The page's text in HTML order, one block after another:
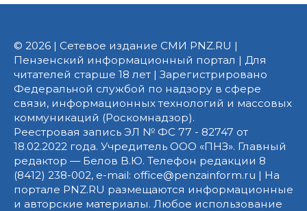
© 2026 | Сетевое издание СМИ PNZ.RU |
Пензенский информационный портал | Для
читателей старше 18 лет | Зарегистрировано
Федеральной службой по надзору в сфере
связи, информационных технологий и массовых
коммуникаций (Роскомнадзор).
Реестровая запись ЭЛ № ФС 77 - 82747 от
18.02.2022 года. Учредитель ООО «ПНЗ». Главный
редактор — Белов В.Ю. Телефон редакции 8
(8412) 238-002, e-mail: office@penzainform.ru | На
портале PNZ.RU размещаются информационные
и авторские материалы. Любое использование